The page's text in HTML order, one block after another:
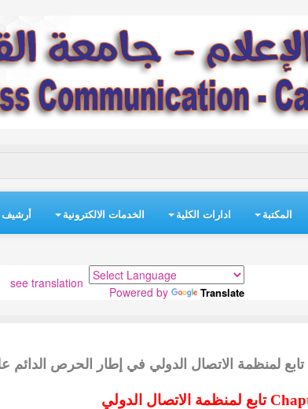
المكتبة ادارات الكلية الخدمات الالكترونية أرشيف
see translation
Powered by Translate
لمنظمة الاتصال الدولي في إطار الحرص الدائم على